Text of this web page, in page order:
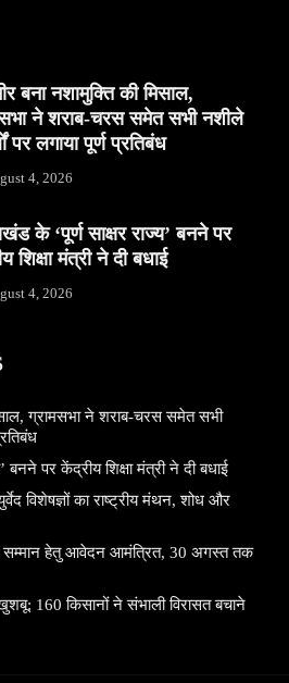
बना नशामुक्ति की मिसाल,
ने शराब-चरस समेत सभी नशीले
पर लगाया पूर्ण प्रतिबंध
4, 2026
के ‘पूर्ण साक्षर राज्य’ बनने पर
शिक्षा मंत्री ने दी बधाई
4, 2026
ग्रामसभा ने शराब-चरस समेत सभी
बनने पर केंद्रीय शिक्षा मंत्री ने दी बधाई
विशेषज्ञों का राष्ट्रीय मंथन, शोध और
सम्मान हेतु आवेदन आमंत्रित, 30 अगस्त तक
160 किसानों ने संभाली विरासत बचाने